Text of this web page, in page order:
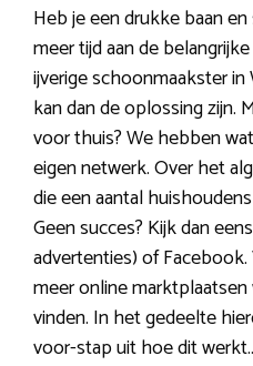
Heb je een drukke baan
meer tijd aan de
ijverige schoonmaakster
kan dan de oplossing zijn.
voor thuis? We hebben
eigen netwerk. Over het
die een aantal
Geen succes? Kijk dan
advertenties) of
meer online
vinden. In het gedeelte
voor-stap uit hoe dit werkt..